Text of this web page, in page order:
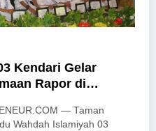
Kendari Gelar
Rapor di
— Taman
Wahdah Islamiyah 03